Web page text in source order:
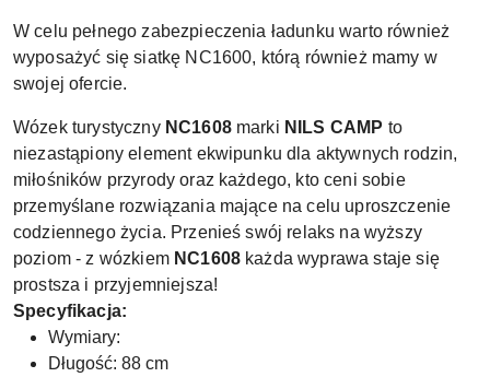
W celu pełnego zabezpieczenia ładunku warto również
wyposażyć się siatkę NC1600, którą również mamy w
swojej ofercie.
Wózek turystyczny NC1608marki NILS CAMP to
niezastąpiony element ekwipunku dla aktywnych rodzin,
miłośników przyrody oraz każdego, kto ceni sobie
przemyślane rozwiązania mające na celu uproszczenie
codziennego życia. Przenieś swój relaks na wyższy
poziom - z wózkiem NC1608 każda wyprawa staje się
prostsza i przyjemniejsza!
Specyfikacja:
Wymiary:
Długość: 88 cm